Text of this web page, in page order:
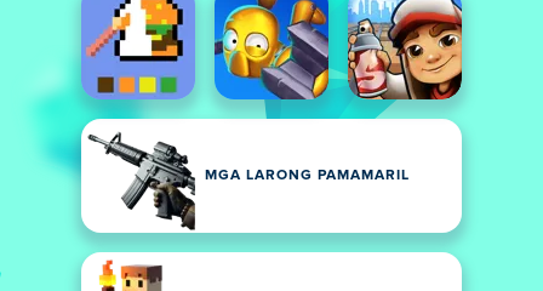
MGA LARONG PAMAMARIL